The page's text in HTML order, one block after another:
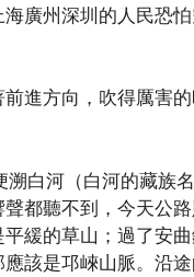
廣州深圳的人民恐
進方向，吹得厲害
白河（白河的藏族
都聽不到，今天公
緩的草山；過了安
該是邛崍山脈。沿